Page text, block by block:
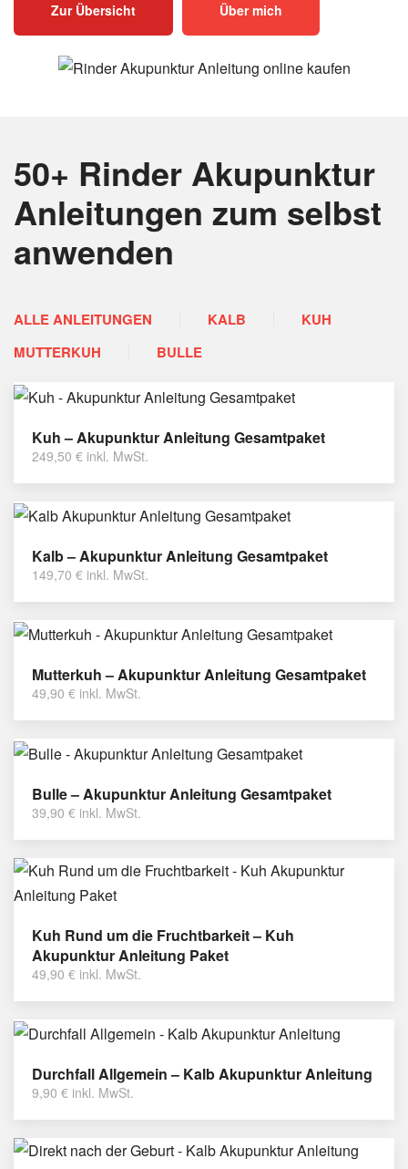
Zur Übersicht Über mich
50+ Rinder Akupunktur
Anleitungen zum selbst
anwenden
ALLE ANLEITUNGEN KALB
KUH
MUTTERKUH
BULLE
Kuh – Akupunktur Anleitung Gesamtpaket
249,50 € inkl. MwSt.
Kalb – Akupunktur Anleitung Gesamtpaket
149,70 € inkl. MwSt.
Mutterkuh – Akupunktur Anleitung Gesamtpaket
49,90 € inkl. MwSt.
Bulle – Akupunktur Anleitung Gesamtpaket
39,90 € inkl. MwSt.
Kuh Rund um die Fruchtbarkeit – Kuh
Akupunktur Anleitung Paket
49,90 € inkl. MwSt.
Durchfall Allgemein – Kalb Akupunktur Anleitung
9,90 € inkl. MwSt.